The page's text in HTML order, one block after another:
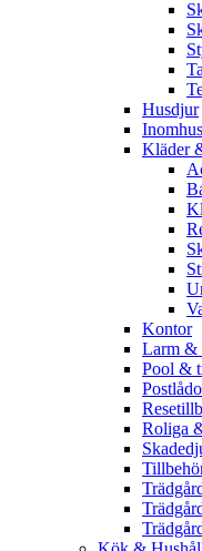
Husdjur
Kläder
Kontor
Larm &
Pool &
Roliga